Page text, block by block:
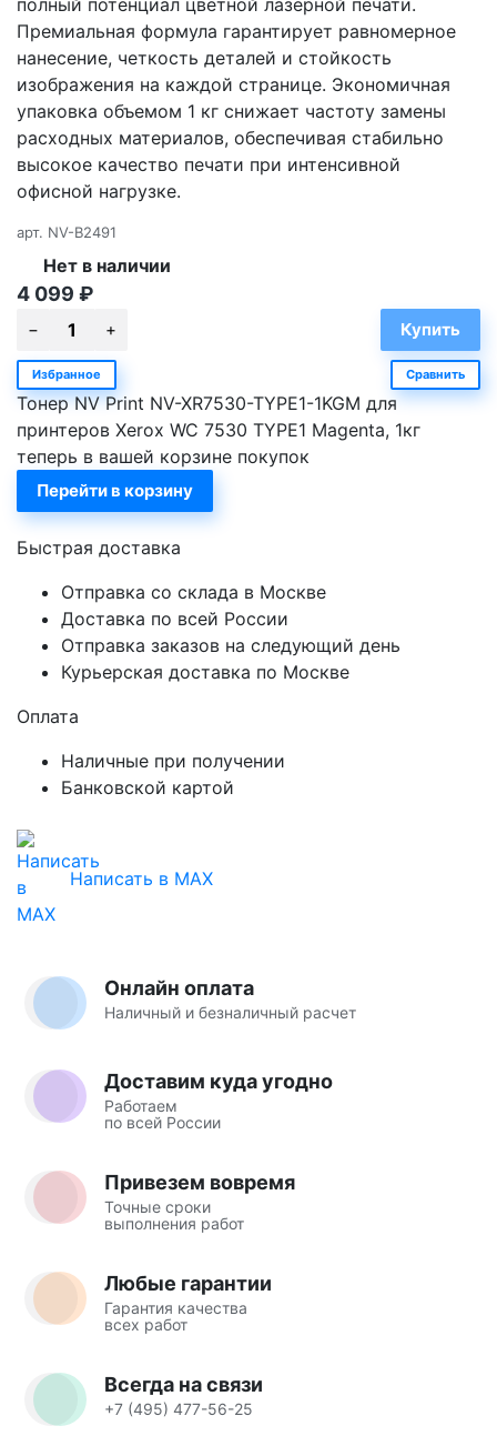
Премиальная формула гарантирует равномерное
нанесение, четкость деталей и стойкость
изображения на каждой странице. Экономичная
упаковка объемом 1 кг снижает частоту замены
расходных материалов, обеспечивая стабильно
высокое качество печати при интенсивной
офисной нагрузке.
арт. NV-B2491
Нет в наличии
4 099 ₽
Избранное Сравнить
Тонер NV Print NV-XR7530-TYPE1-1KGM для
принтеров Xerox WC 7530 TYPE1 Magenta, 1кг
теперь в вашей корзине покупок
Перейти в корзину
Быстрая доставка
Отправка со склада в Москве
Доставка по всей России
Отправка заказов на следующий день
Курьерская доставка по Москве
Оплата
Наличные при получении
Банковской картой
Написать в MAX
Онлайн оплата
Наличный и безналичный расчет
Доставим куда угодно
Работаем
по всей России
Привезем вовремя
Точные сроки
выполнения работ
Любые гарантии
Гарантия качества
всех работ
Всегда на связи
+7 (495) 477-56-25